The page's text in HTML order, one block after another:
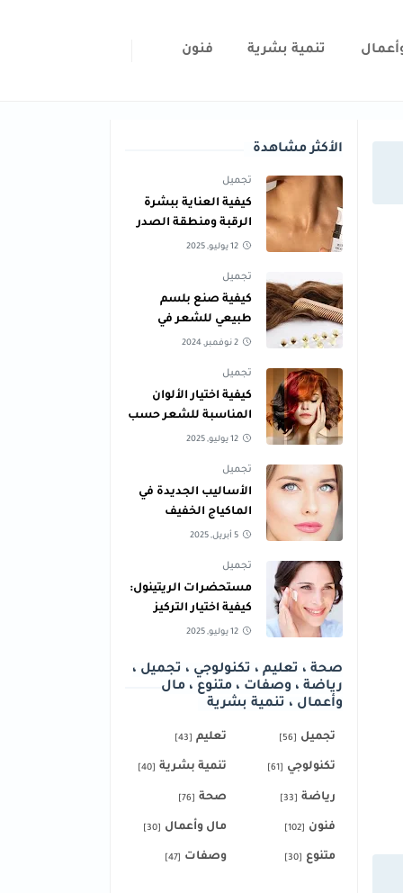
تنمية بشرية فنون
الأكثر مشاهدة
تجميل
كيفية العناية ببشرة
الرقبة ومنطقة الصدر
للحفاظ على نعومتها
12 يوليو, 2025
تجميل
كيفية صنع بلسم
طبيعي للشعر في
المنزل لجميع أنواع
2 نوفمبر, 2024
تجميل
كيفية اختيار الألوان
المناسبة للشعر حسب
لون البشرة
12 يوليو, 2025
تجميل
الأساليب الجديدة في
الماكياج الخفيف
لإطلالة نهارية طبيعية
5 أبريل, 2025
تجميل
مستحضرات الريتينول:
كيفية اختيار التركيز
المناسب لبشرتك
12 يوليو, 2025
صحة ، تعليم ، تكنولوجي ، تجميل ،
رياضة ، وصفات ، متنوع ، مال
وأعمال ، تنمية بشرية
تجميل [56] تعليم [43]
تكنولوجي [61] تنمية بشرية [40]
رياضة [33] صحة [76]
فنون [102] مال وأعمال [30]
متنوع [30] وصفات [47]